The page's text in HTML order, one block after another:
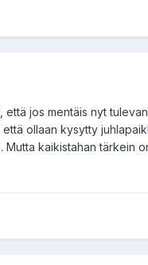
että jos mentäis nyt
ollaan kysytty
Mutta kaikistahan tärkein